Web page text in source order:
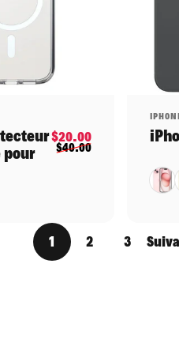
pour
Prix
$20.00Prix habituel
$40.00
Rose
1 2 3